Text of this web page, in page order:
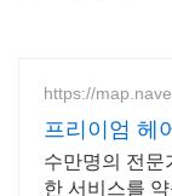
https://
프리이엄 헤
십 살롱
수만명의 전문
한 서비스를